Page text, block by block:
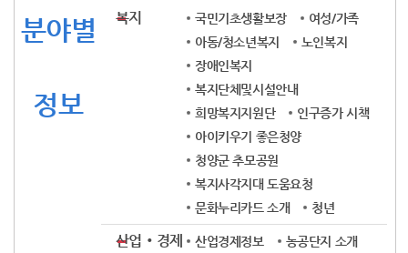
분야별
정보
복지 국민기초생활보장
여성/가족
아동/청소년복지
노인복지
장애인복지
복지단체및시설안내
희망복지지원단
인구증가 시책
아이키우기 좋은청양
청양군 추모공원
복지사각지대 도움요청
문화누리카드 소개
청년
산업‧경제 산업경제정보 농공단지 소개